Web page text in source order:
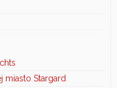
miasto Stargard